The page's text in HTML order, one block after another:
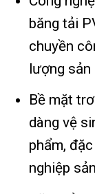
băng tải
chuyền
lượng sản
Bề mặt
dàng vệ
phẩm,
nghiệp